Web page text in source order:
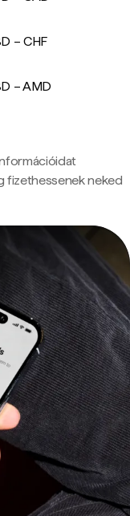
– CHF
– AMD
fizethessenek neked